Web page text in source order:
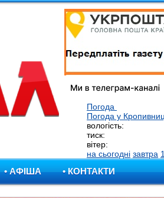
Погода
Погода у
вологість:
тиск:
вітер:
на сьогодні завтра
• АФІША • КОНТАКТИ